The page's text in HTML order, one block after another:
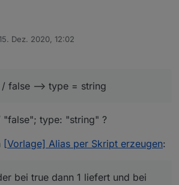
zu deinem Skript:
nun einen Alias erzeugen der bei true
Dez. 2020, 12:02
von
false --> type = string
"false"; type: "string" ?
[Vorlage] Alias per Skript erzeugen:
bei true dann 1 liefert und bei